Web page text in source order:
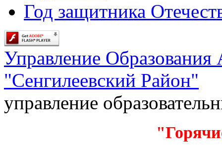
Год защитника
Управление
"Сенгилеевский Район"
управление